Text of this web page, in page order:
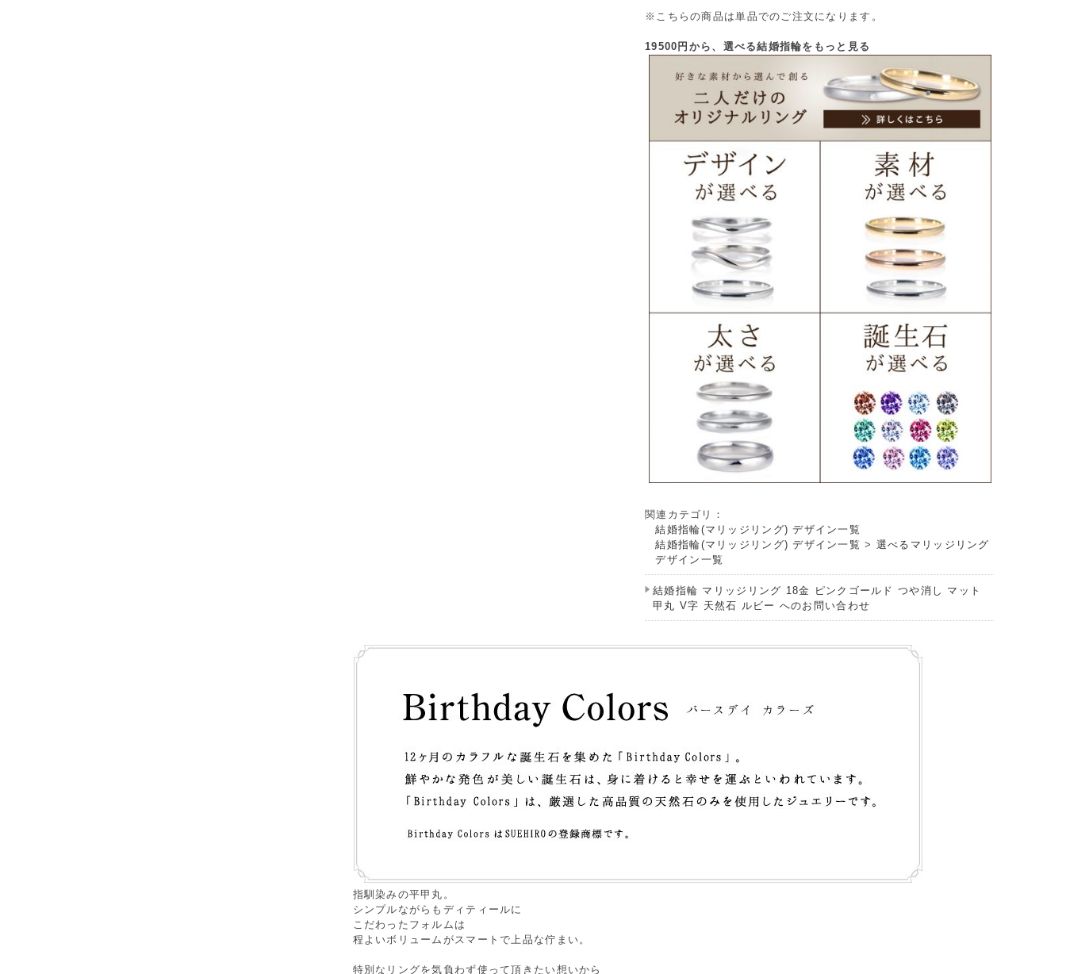
※こちらの商品は単品でのご注文になります。
19500円から、選べる結婚指輪をもっと見る
関連カテゴリ：
結婚指輪(マリッジリング) デザイン一覧
結婚指輪(マリッジリング) デザイン一覧 > 選べるマリッジリング
デザイン一覧
結婚指輪 マリッジリング 18金 ピンクゴールド つや消し マット
甲丸 V字 天然石 ルビー へのお問い合わせ
指馴染みの平甲丸。
シンプルながらもディティールに
こだわったフォルムは
程よいボリュームがスマートで上品な佇まい。
特別なリングを気負わず使って頂きたい想いから